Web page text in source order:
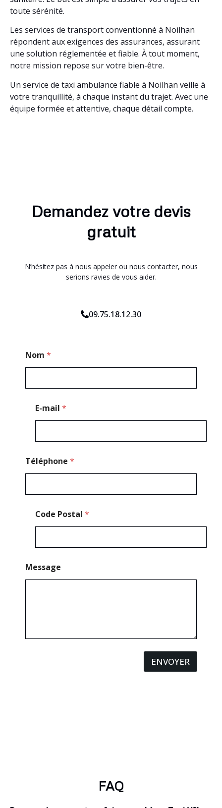
toute sérénité.
Les services de transport conventionné à Noilhan
répondent aux exigences des assurances, assurant
une solution réglementée et fiable. À tout moment,
notre mission repose sur votre bien-être.
Un service de taxi ambulance fiable à Noilhan veille à
votre tranquillité, à chaque instant du trajet. Avec une
équipe formée et attentive, chaque détail compte.
Demandez votre devis
gratuit
N’hésitez pas à nous appeler ou nous contacter, nous
serions ravies de vous aider.
09.75.18.12.30
e
s
p
e
Nom *
E-mail *
Téléphone *
Code Postal *
Message
ENVOYER
FAQ